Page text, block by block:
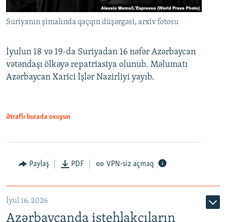
Suriyanın şimalında qaçqın düşərgəsi, arxiv fotosu
İyulun 18 və 19-da Suriyadan 16 nəfər Azərbaycan
vətəndaşı ölkəyə repatriasiya olunub. Məlumatı
Azərbaycan Xarici İşlər Nazirliyi yayıb.
Ətraflı burada oxuyun
Paylaş PDF VPN-siz açmaq
İyul 16, 2026
Azərbaycanda istehlakçıların